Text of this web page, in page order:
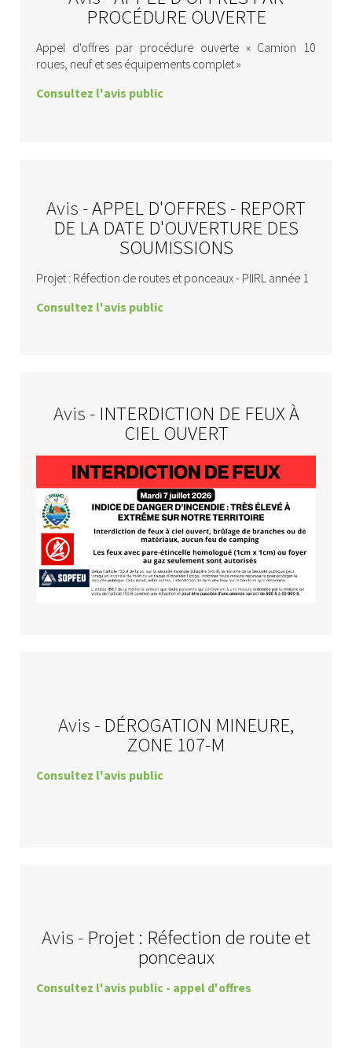
PROCÉDURE OUVERTE
Appel d'offres par procédure ouverte « Camion 10
roues, neuf et ses équipements complet »
Consultez l'avis public
Avis -APPEL D'OFFRES - REPORT
DE LA DATE D'OUVERTURE DES
SOUMISSIONS
Projet : Réfection de routes et ponceaux - PIIRL année 1
Consultez l'avis public
Avis - INTERDICTION DE FEUX À
CIEL OUVERT
Avis - DÉROGATION MINEURE,
ZONE 107-M
Consultez l'avis public
Avis - Projet : Réfection de route et
ponceaux
Consultez l'avis public - appel d'offres